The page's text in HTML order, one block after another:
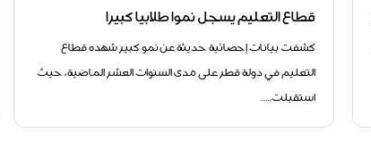
قطاع التعليم يسجل نموا طلابيا كبيرا
كشفت بيانات إحصائية حديثة عن نمو كبير شهده قطاع
التعليم في دولة قطر على مدى السنوات العشر الماضية، حيث
استقبلت......